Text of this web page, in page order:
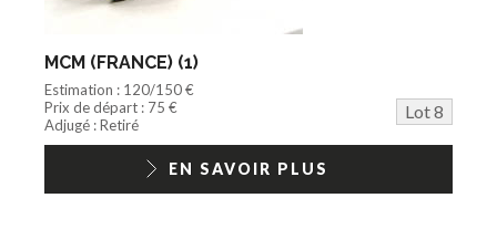
MCM (FRANCE) (1)
Estimation : 120/150 €
Prix de départ : 75 €
Lot 8
Adjugé : Retiré
EN SAVOIR PLUS